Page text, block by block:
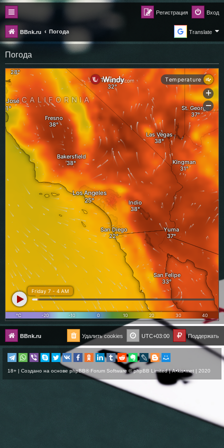
Вход
Регистрация
BBnk.ru Погода Translate
Погода
BBnk.ru Поддержать
UTC+03:00
Удалить cookies
18+ | Создано на основе phpBB® Forum Software © phpBB Limited |A•kis•met | 2020